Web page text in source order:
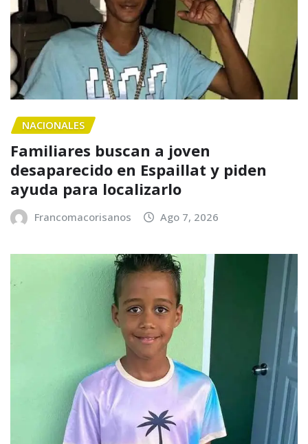
NACIONALES
Familiares buscan a joven
desaparecido en Espaillat y piden
ayuda para localizarlo
Francomacorisanos Ago 7, 2026